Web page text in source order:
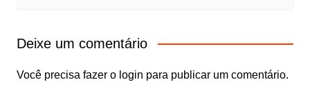
Deixe um comentário
Você precisa fazer o login para publicar um comentário.